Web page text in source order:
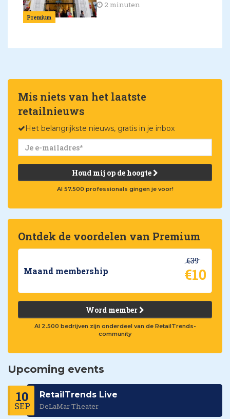
Premium
2 minuten
Mis niets van het laatste
retailnieuws
Het belangrijkste nieuws, gratis in je inbox
Houd mij op de hoogte
Al 57.500 professionals gingen je voor!
Ontdek de voordelen van Premium
Maand membership
€39
€10
Word member
Al 2.500 bedrijven zijn onderdeel van de RetailTrends-
community
Upcoming events
10
SEP
RetailTrends Live
DeLaMar Theater